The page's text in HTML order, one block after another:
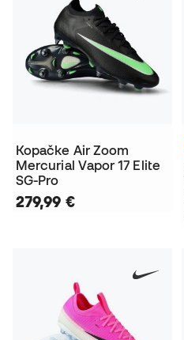
Kopačke Air Zoom
Mercurial Vapor 17 Elite
SG-Pro
279,99 €